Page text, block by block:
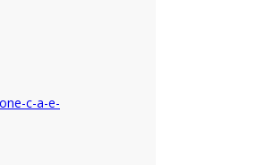
c-a-e-